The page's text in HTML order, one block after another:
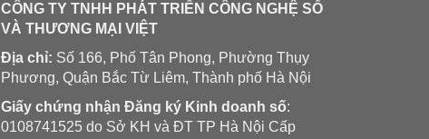
CÔNG TY TNHH PHÁT TRIỂN CÔNG NGHỆ SỐ
VÀ THƯƠNG MẠI VIỆT
Địa chỉ: Số 166, Phố Tân Phong, Phường Thụy
Phương, Quận Bắc Từ Liêm, Thành phố Hà Nội
Giấy chứng nhận Đăng ký Kinh doanh số:
0108741525 do Sở KH và ĐT TP Hà Nội Cấp